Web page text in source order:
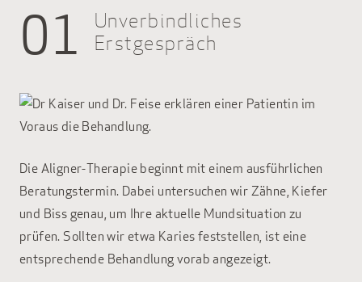
01
Unverbindliches
Erstgespräch
Die Aligner-Therapie beginnt mit einem ausführlichen
Beratungstermin. Dabei untersuchen wir Zähne, Kiefer
und Biss genau, um Ihre aktuelle Mundsituation zu
prüfen. Sollten wir etwa Karies feststellen, ist eine
entsprechende Behandlung vorab angezeigt.